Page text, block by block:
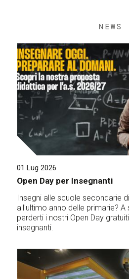
NEWS
01 Lug 2026
Open Day per Insegnanti
Insegni alle scuole secondarie
all'ultimo anno delle primarie?
perderti i nostri Open Day
insegnanti.